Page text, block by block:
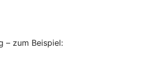
– zum Beispiel: